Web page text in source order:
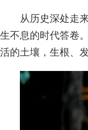
从历史深处走来
生不息的时代答卷
活的土壤，生根、